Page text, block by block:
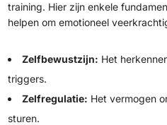
training. Hier zijn enkele
helpen om emotioneel
Zelfbewustzijn: Het
triggers.
Zelfregulatie: Het vermogen
sturen.